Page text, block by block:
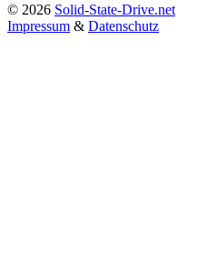
© 2026 Solid-State-Drive.net
Impressum & Datenschutz